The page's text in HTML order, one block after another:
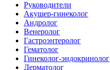
Руководители
Акушер-гинеколог
Андролог
Венеролог
Гастроэнтеролог
Гематолог
Гинеколог-эндокринолог
Дерматолог